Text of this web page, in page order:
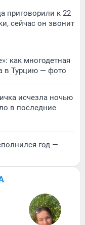
приговорили к 22
сейчас он звонит
как многодетная
в Турцию — фото
исчезла ночью
в последние
год —